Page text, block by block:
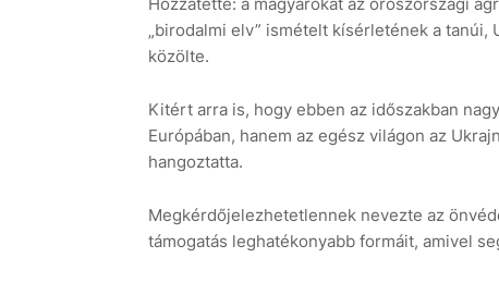
„birodalmi elv” ismételt kísérletének a tanúi,
közölte.
Kitért arra is, hogy ebben az időszakban
Európában, hanem az egész világon az
hangoztatta.
Megkérdőjelezhetetlennek nevezte az
támogatás leghatékonyabb formáit, amivel